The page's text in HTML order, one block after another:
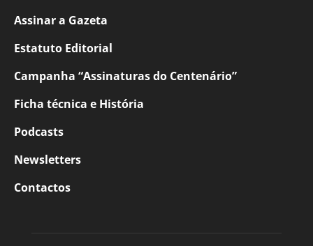
Assinar a Gazeta
Estatuto Editorial
Campanha “Assinaturas do Centenário”
Ficha técnica e História
Podcasts
Newsletters
Contactos